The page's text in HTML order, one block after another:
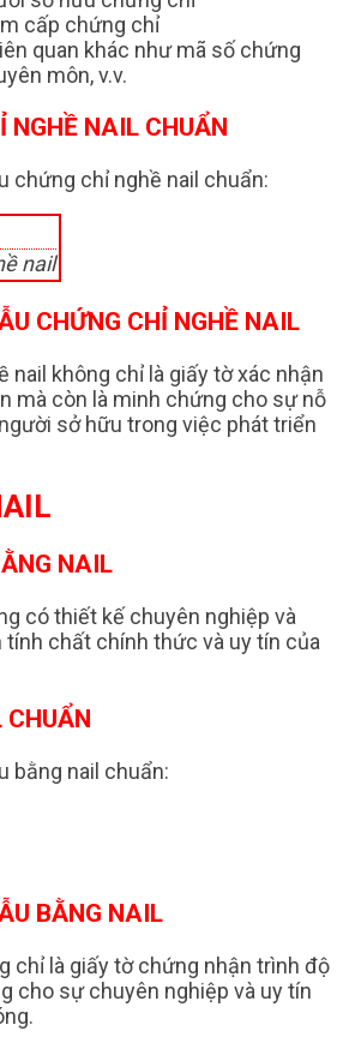
cấp chứng chỉ
quan khác như mã số chứng
môn, v.v.
NGHỀ NAIL CHUẨN
chứng chỉ nghề nail chuẩn:
nail
CHỨNG CHỈ NGHỀ NAIL
nail không chỉ là giấy tờ xác nhận
mà còn là minh chứng cho sự nỗ
sở hữu trong việc phát triển
NAIL
có thiết kế chuyên nghiệp và
tính chất chính thức và uy tín của
bằng nail chuẩn:
BẰNG NAIL
chỉ là giấy tờ chứng nhận trình độ
cho sự chuyên nghiệp và uy tín